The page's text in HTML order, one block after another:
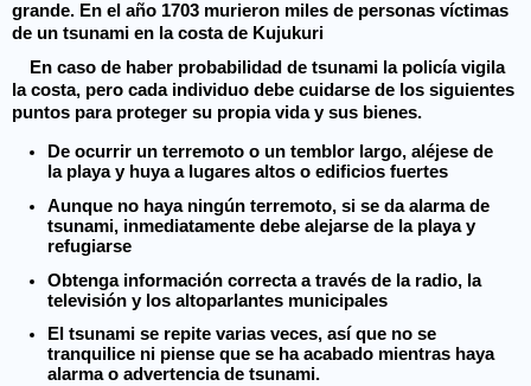
grande. En el año 1703 murieron miles de personas víctimas
de un tsunami en la costa de Kujukuri
En caso de haber probabilidad de tsunami la policía vigila
la costa, pero cada individuo debe cuidarse de los siguientes
puntos para proteger su propia vida y sus bienes.
De ocurrir un terremoto o un temblor largo, aléjese de
la playa y huya a lugares altos o edificios fuertes
Aunque no haya ningún terremoto, si se da alarma de
tsunami, inmediatamente debe alejarse de la playa y
refugiarse
Obtenga información correcta a través de la radio, la
televisión y los altoparlantes municipales
El tsunami se repite varias veces, así que no se
tranquilice ni piense que se ha acabado mientras haya
alarma o advertencia de tsunami.